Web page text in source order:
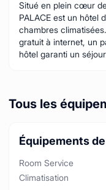
Situé en plein cœur
PALACE est un hôtel
chambres
gratuit à internet, un
hôtel garanti un
Tous les
Équipements
Room Service
Climatisation